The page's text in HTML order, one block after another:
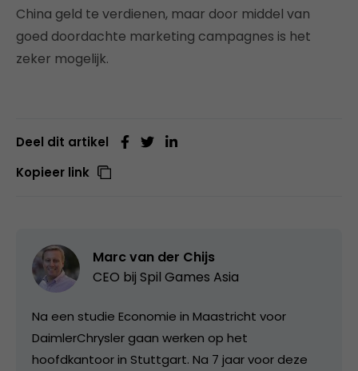
China geld te verdienen, maar door middel van
goed doordachte marketing campagnes is het
zeker mogelijk.
Deel dit artikel
Kopieer link
Marc van der Chijs
CEO bij Spil Games Asia
Na een studie Economie in Maastricht voor
DaimlerChrysler gaan werken op het
hoofdkantoor in Stuttgart. Na 7 jaar voor deze